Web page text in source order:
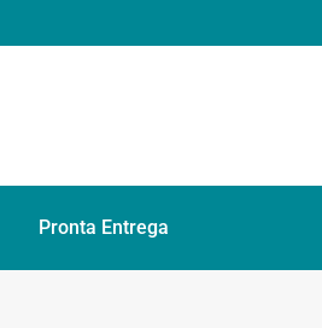
Pronta Entrega